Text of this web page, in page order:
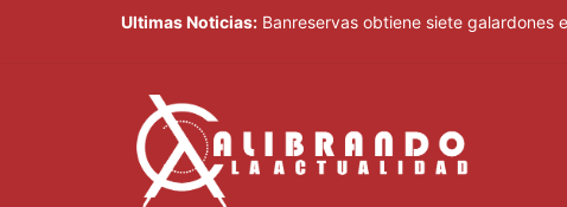
Ultimas Noticias: Banreservas obtiene siete galardones